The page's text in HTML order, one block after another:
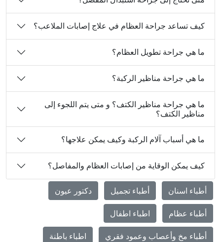
كيف تساعد جراحة العظام في علاج إصابات الملاعب؟
ما هي جراحة تطويل العظام؟
ما هي جراحة مناظير الركبة؟
ما هي جراحة مناظير الكتف؟ و متى يتم اللجوء إلى
مناظير الكتف؟
ما هي أسباب آلام الركبة وكيف يمكن علاجها؟
كيف يمكن الوقاية من إصابات العظام والمفاصل؟
أطباء اسنان أطباء تجميل دكتور عيون
أطباء عظام اطباء اطفال
أطباء مخ وأعصاب وعمود فقري اطباء باطنة